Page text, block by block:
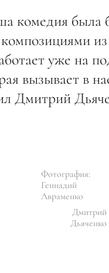
комедия была
уже на
вызывает в
Дмитрий
Фотография:
Геннадий
Авраменко
Дмитрий
Дьяченко